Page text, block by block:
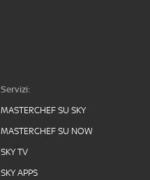
Servizi:
MASTERCHEF SU SKY
MASTERCHEF SU NOW
SKY TV
SKY APPS